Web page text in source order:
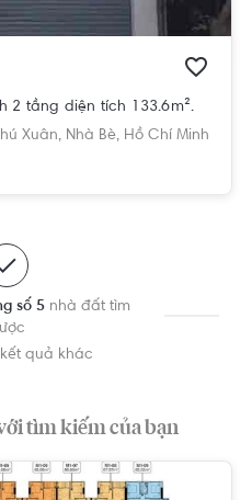
2 tầng diện tích 133.6m².
Xuân, Nhà Bè, Hồ Chí Minh
số 5nhà đất tìm
quả khác
tìm kiếm của bạn